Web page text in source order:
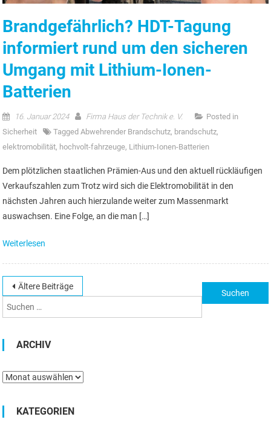
Brandgefährlich? HDT-Tagung
informiert rund um den sicheren
Umgang mit Lithium-Ionen-
Batterien
16. Januar 2024 Firma Haus der Technik e. V.
Posted in
Sicherheit
TaggedAbwehrender Brandschutz, brandschutz,
elektromobilität, hochvolt-fahrzeuge, Lithium-Ionen-Batterien
Dem plötzlichen staatlichen Prämien-Aus und den aktuell rückläufigen
Verkaufszahlen zum Trotz wird sich die Elektromobilität in den
nächsten Jahren auch hierzulande weiter zum Massenmarkt
auswachsen. Eine Folge, an die man […]
Weiterlesen
Beitragsnavigation
Ältere Beiträge
Suchen
nach:
ARCHIV
Archiv
KATEGORIEN